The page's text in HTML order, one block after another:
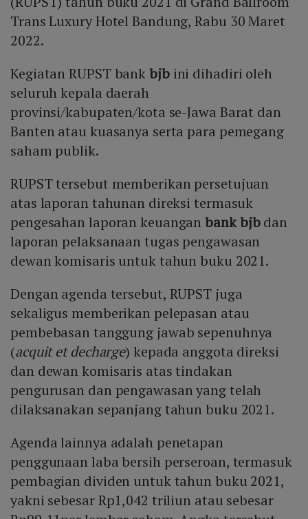
Trans Luxury Hotel Bandung, Rabu 30 Maret
2022.
Kegiatan RUPST bankbjbini dihadiri oleh
seluruh kepala daerah
provinsi/kabupaten/kota se-Jawa Barat dan
Banten atau kuasanya serta para pemegang
saham publik.
RUPST tersebut memberikan persetujuan
atas laporan tahunan direksi termasuk
pengesahan laporan keuanganbank bjbdan
laporan pelaksanaan tugas pengawasan
dewan komisaris untuk tahun buku 2021.
Dengan agenda tersebut, RUPST juga
sekaligus memberikan pelepasan atau
pembebasan tanggung jawab sepenuhnya
(acquit et decharge) kepada anggota direksi
dan dewan komisaris atas tindakan
pengurusan dan pengawasan yang telah
dilaksanakan sepanjang tahun buku 2021.
Agenda lainnya adalah penetapan
penggunaan laba bersih perseroan, termasuk
pembagian dividen untuk tahun buku 2021,
yakni sebesar Rp1,042 triliun atau sebesar